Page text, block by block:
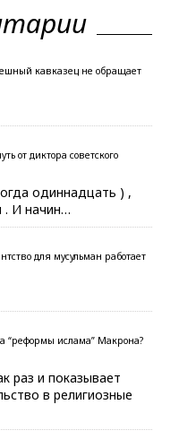
кавказец не обращает
от диктора советского
одиннадцать ) ,
. И начин…
для мусульман работает
“реформы ислама” Макрона?
раз и показывает
в религиозные